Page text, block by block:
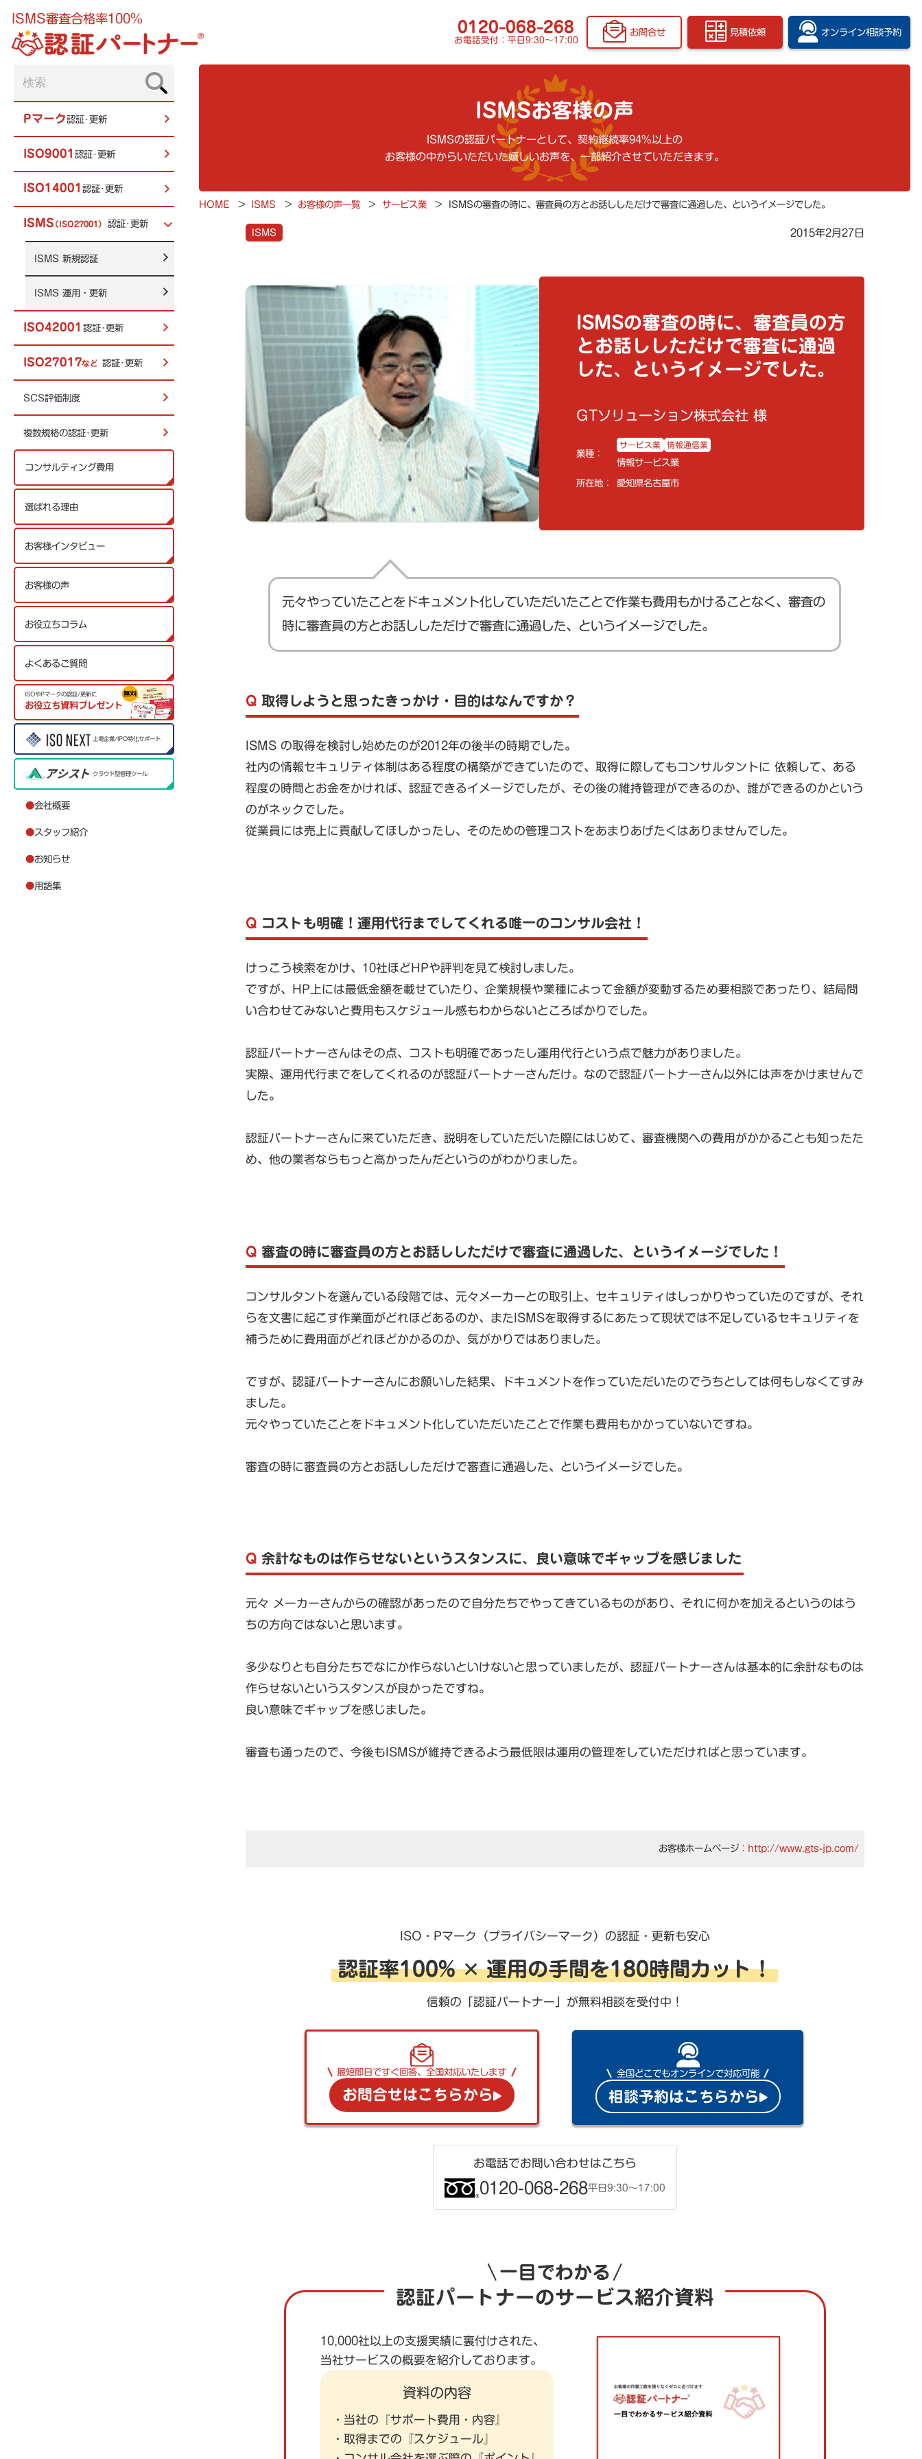
ISMS審査合格率100%
0120-068-268
お電話受付：平日9:30〜17:00
お問合せ 見積依頼 オンライン相談予約
Pマーク認証･更新
ISO9001 認証･更新
ISO14001 認証･更新
ISMS（ISO27001） 認証･更新
ISMS 新規認証
ISMS 運用・更新
ISO42001 認証･更新
ISO27017など 認証･更新
SCS評価制度
複数規格の認証･更新
コンサルティング費用
選ばれる理由
お客様インタビュー
お客様の声
お役立ちコラム
よくあるご質問
ISOやPマークの認証/更新に
お役立ち資料プレゼント
上場企業/IPO特化サポート
クラウド型管理ツール
●会社概要
●スタッフ紹介
●お知らせ
●用語集
ISMSお客様の声
ISMSの認証パートナーとして、契約継続率94%以上の
お客様の中からいただいた嬉しいお声を、一部紹介させていただきます。
HOME > ISMS > お客様の声一覧 > サービス業 > ISMSの審査の時に、審査員の方とお話ししただけで審査に通過した、というイメージでした。
ISMS 2015年2月27日
ISMSの審査の時に、審査員の方
とお話ししただけで審査に通過
した、というイメージでした。
GTソリューション株式会社 様
業種：
サービス業 情報通信業
情報サービス業
所在地： 愛知県名古屋市
元々やっていたことをドキュメント化していただいたことで作業も費用もかけることなく、審査の
時に審査員の方とお話ししただけで審査に通過した、というイメージでした。
Q取得しようと思ったきっかけ・目的はなんですか？
ISMS の取得を検討し始めたのが2012年の後半の時期でした。
社内の情報セキュリティ体制はある程度の構築ができていたので、取得に際してもコンサルタントに 依頼して、ある
程度の時間とお金をかければ、認証できるイメージでしたが、その後の維持管理ができるのか、誰ができるのかという
のがネックでした。
従業員には売上に貢献してほしかったし、そのための管理コストをあまりあげたくはありませんでした。
Qコストも明確！運用代行までしてくれる唯一のコンサル会社！
けっこう検索をかけ、10社ほどHPや評判を見て検討しました。
ですが、HP上には最低金額を載せていたり、企業規模や業種によって金額が変動するため要相談であったり、結局問
い合わせてみないと費用もスケジュール感もわからないところばかりでした。
認証パートナーさんはその点、コストも明確であったし運用代行という点で魅力がありました。
実際、運用代行までをしてくれるのが認証パートナーさんだけ。なので認証パートナーさん以外には声をかけませんで
した。
認証パートナーさんに来ていただき、説明をしていただいた際にはじめて、審査機関への費用がかかることも知ったた
め、他の業者ならもっと高かったんだというのがわかりました。
Q審査の時に審査員の方とお話ししただけで審査に通過した、というイメージでした！
コンサルタントを選んでいる段階では、元々メーカーとの取引上、セキュリティはしっかりやっていたのですが、それ
らを文書に起こす作業面がどれほどあるのか、またISMSを取得するにあたって現状では不足しているセキュリティを
補うために費用面がどれほどかかるのか、気がかりではありました。
ですが、認証パートナーさんにお願いした結果、ドキュメントを作っていただいたのでうちとしては何もしなくてすみ
ました。
元々やっていたことをドキュメント化していただいたことで作業も費用もかかっていないですね。
審査の時に審査員の方とお話ししただけで審査に通過した、というイメージでした。
Q余計なものは作らせないというスタンスに、良い意味でギャップを感じました
元々 メーカーさんからの確認があったので自分たちでやってきているものがあり、それに何かを加えるというのはう
ちの方向ではないと思います。
多少なりとも自分たちでなにか作らないといけないと思っていましたが、認証パートナーさんは基本的に余計なものは
作らせないというスタンスが良かったですね。
良い意味でギャップを感じました。
審査も通ったので、今後もISMSが維持できるよう最低限は運用の管理をしていただければと思っています。
お客様ホームページ： http://www.gts-jp.com/
ISO・Pマーク（プライバシーマーク）の認証・更新も安心
認証率100% ✕ 運用の手間を180時間カット！
信頼の「認証パートナー」が無料相談を受付中！
最短即日ですぐ回答、全国対応いたします
お問合せはこちらから
全国どこでもオンラインで対応可能
相談予約はこちらから
お電話でお問い合わせはこちら
0120-068-268平日9:30〜17:00
一目でわかる
認証パートナーのサービス紹介資料
10,000社以上の支援実績に裏付けされた、
当社サービスの概要を紹介しております。
資料の内容
・当社の『サポート費用・内容』
・取得までの『スケジュール』